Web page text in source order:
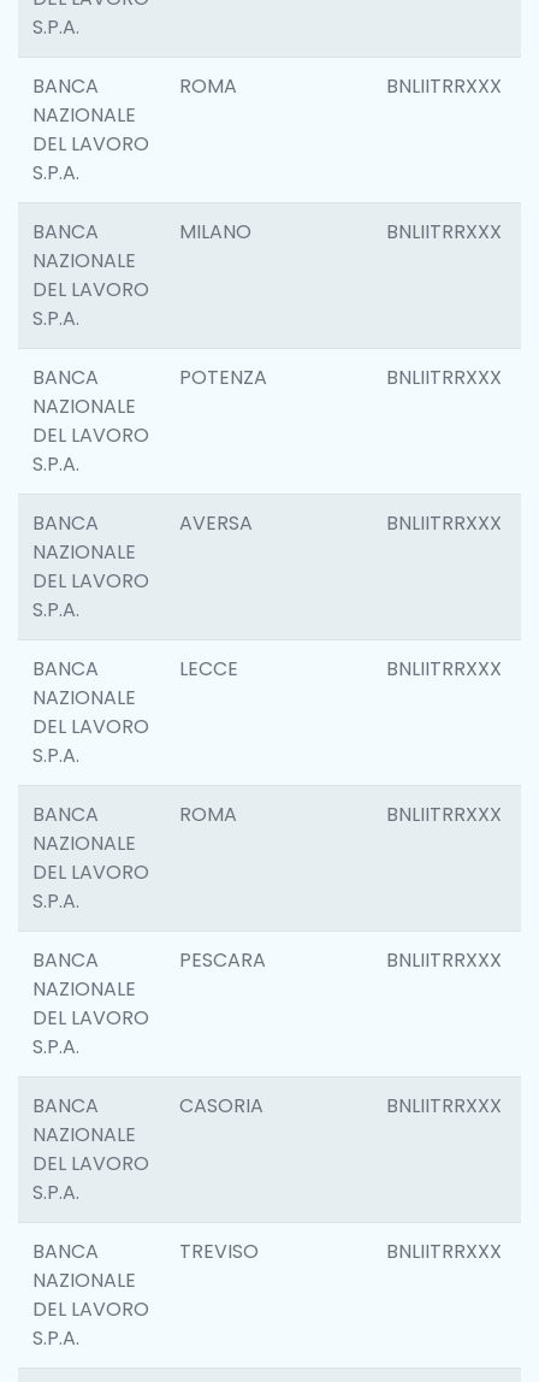
S.P.A.
BANCA
NAZIONALE
DEL LAVORO
S.P.A.
ROMA BNLIITRRXXX
BANCA
NAZIONALE
DEL LAVORO
S.P.A.
MILANO BNLIITRRXXX
BANCA
NAZIONALE
DEL LAVORO
S.P.A.
POTENZA BNLIITRRXXX
BANCA
NAZIONALE
DEL LAVORO
S.P.A.
AVERSA BNLIITRRXXX
BANCA
NAZIONALE
DEL LAVORO
S.P.A.
LECCE BNLIITRRXXX
BANCA
NAZIONALE
DEL LAVORO
S.P.A.
ROMA BNLIITRRXXX
BANCA
NAZIONALE
DEL LAVORO
S.P.A.
PESCARA BNLIITRRXXX
BANCA
NAZIONALE
DEL LAVORO
S.P.A.
CASORIA BNLIITRRXXX
BANCA
NAZIONALE
DEL LAVORO
S.P.A.
TREVISO BNLIITRRXXX